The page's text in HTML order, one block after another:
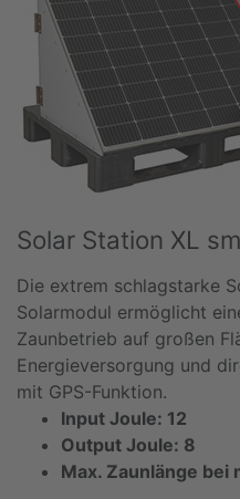
Solar Station XL
Die extrem schlagstarke
Solarmodul ermöglicht
Zaunbetrieb auf großen
Energieversorgung und
mit GPS-Funktion.
Input Joule: 12
Output Joule: 8
Max. Zaunlänge bei